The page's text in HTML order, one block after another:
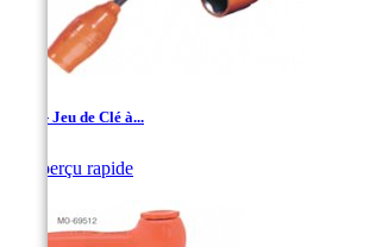
1/4'' - Jeu de Clé à...
Aperçu rapide